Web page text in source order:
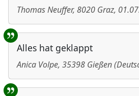
Thomas Neuffer, 8020 Graz,
Alles hat geklappt
Anica Volpe, 35398 Gießen(